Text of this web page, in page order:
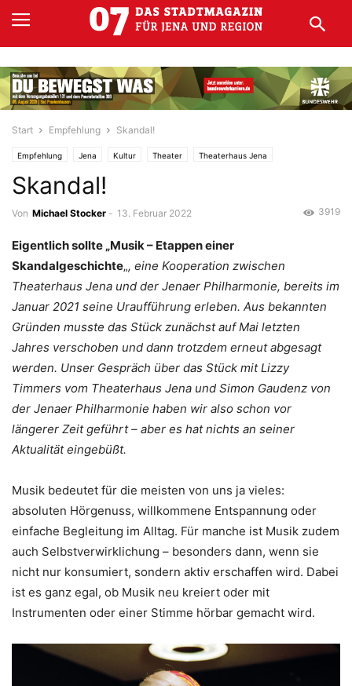
Start Empfehlung Skandal!
Empfehlung Jena Kultur Theater Theaterhaus Jena
Skandal!
Von Michael Stocker - 13. Februar 2022 3919
Eigentlich sollte „Musik – Etappen einer
Skandalgeschichte„, eine Kooperation zwischen
Theaterhaus Jena und der Jenaer Philharmonie, bereits im
Januar 2021 seine Uraufführung erleben. Aus bekannten
Gründen musste das Stück zunächst auf Mai letzten
Jahres verschoben und dann trotzdem erneut abgesagt
werden. Unser Gespräch über das Stück mit Lizzy
Timmers vom Theaterhaus Jena und Simon Gaudenz von
der Jenaer Philharmonie haben wir also schon vor
längerer Zeit geführt – aber es hat nichts an seiner
Aktualität eingebüßt.
Musik bedeutet für die meisten von uns ja vieles:
absoluten Hörgenuss, willkommene Entspannung oder
einfache Begleitung im Alltag. Für manche ist Musik zudem
auch Selbstverwirklichung – besonders dann, wenn sie
nicht nur konsumiert, sondern aktiv erschaffen wird. Dabei
ist es ganz egal, ob Musik neu kreiert oder mit
Instrumenten oder einer Stimme hörbar gemacht wird.